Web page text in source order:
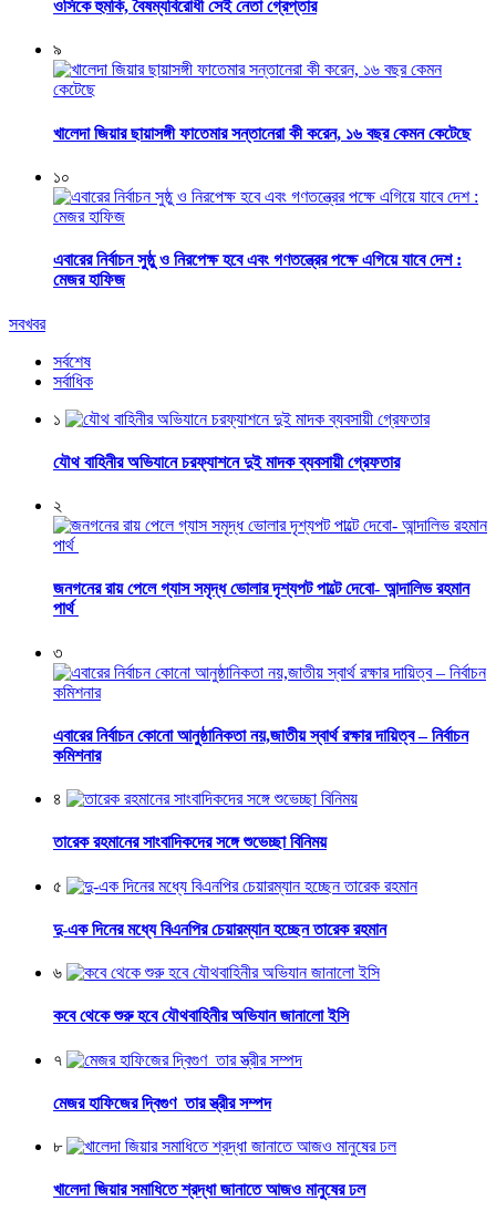
ওসিকে হুমকি, বৈষম্যবিরোধী সেই নেতা গ্রেপ্তার
৯
খালেদা জিয়ার ছায়াসঙ্গী ফাতেমার সন্তানেরা কী করেন, ১৬ বছর কেমন কেটেছে
১০
এবারের নির্বাচন সুষ্ঠু ও নিরপেক্ষ হবে এবং গণতন্ত্রের পক্ষে এগিয়ে যাবে দেশ :
মেজর হাফিজ
সবখবর
সর্বশেষ
সর্বাধিক
১
যৌথ বাহিনীর অভিযানে চরফ্যাশনে দুই মাদক ব্যবসায়ী গ্রেফতার
২
জনগনের রায় পেলে গ্যাস সমৃদ্ধ ভোলার দৃশ্যপট পাল্টে দেবো- আন্দালিভ রহমান
পার্থ
৩
এবারের নির্বাচন কোনো আনুষ্ঠানিকতা নয়,জাতীয় স্বার্থ রক্ষার দায়িত্ব – নির্বাচন
কমিশনার
৪
তারেক রহমানের সাংবাদিকদের সঙ্গে শুভেচ্ছা বিনিময়
৫
দু-এক দিনের মধ্যে বিএনপির চেয়ারম্যান হচ্ছেন তারেক রহমান
৬
কবে থেকে শুরু হবে যৌথবাহিনীর অভিযান জানালো ইসি
৭
মেজর হাফিজের দ্বিগুণ তার স্ত্রীর সম্পদ
৮
খালেদা জিয়ার সমাধিতে শ্রদ্ধা জানাতে আজও মানুষের ঢল